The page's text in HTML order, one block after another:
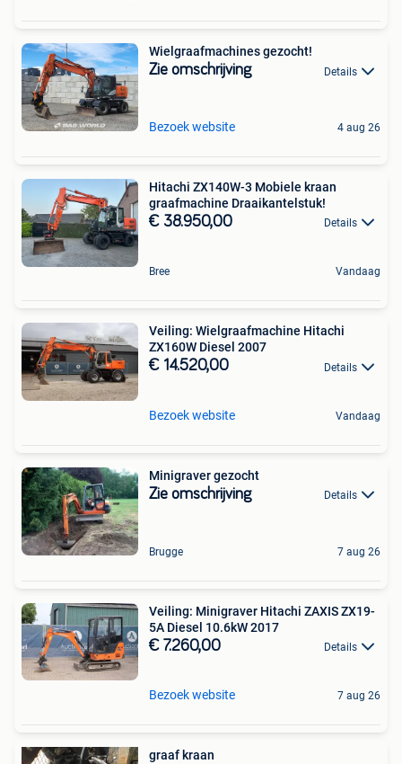
Wielgraafmachines gezocht!
Zie omschrijving Details
Bezoek website 4 aug 26
Hitachi ZX140W-3 Mobiele kraan
graafmachine Draaikantelstuk!
€ 38.950,00 Details
Bree Vandaag
Veiling: Wielgraafmachine Hitachi
ZX160W Diesel 2007
€ 14.520,00 Details
Bezoek website Vandaag
Minigraver gezocht
Zie omschrijving Details
Brugge 7 aug 26
Veiling: Minigraver Hitachi ZAXIS ZX19-
5A Diesel 10.6kW 2017
€ 7.260,00 Details
Bezoek website 7 aug 26
graaf kraan